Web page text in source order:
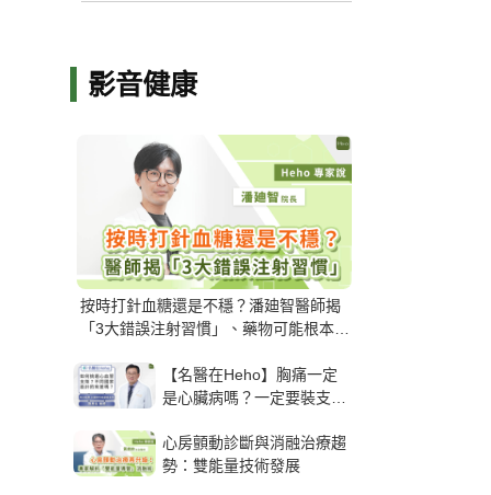
影音健康
按時打針血糖還是不穩？潘廸智醫師揭
「3大錯誤注射習慣」、藥物可能根本沒
【名醫在Heho】胸痛一定
是心臟病嗎？一定要裝支
解析支架種類、風險與選擇
關鍵
心房顫動診斷與消融治療趨
勢：雙能量技術發展